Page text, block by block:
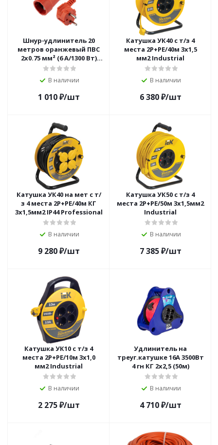
Шнур-удлинитель 20
метров оранжевый ПВС
2х0.75 мм² (6 А/1300 Вт)
PROconnect
В наличии
1 010₽/шт
Катушка УК40 с т/з 4
места 2Р+PЕ/40м 3х1,5
мм2 Industrial
В наличии
6 380₽/шт
Катушка УК40 на мет с т/
з 4 места 2Р+PЕ/40м КГ
3х1,5мм2 IP44 Professional
В наличии
9 280₽/шт
Катушка УК50 с т/з 4
места 2Р+PЕ/50м 3х1,5мм2
Industrial
В наличии
7 385₽/шт
Катушка УК10 с т/з 4
места 2Р+PЕ/10м 3х1,0
мм2 Industrial
В наличии
2 275₽/шт
Удлинитель на
треуг.катушке 16А 3500Вт
4 гн КГ 2x2,5 (50м)
В наличии
4 710₽/шт